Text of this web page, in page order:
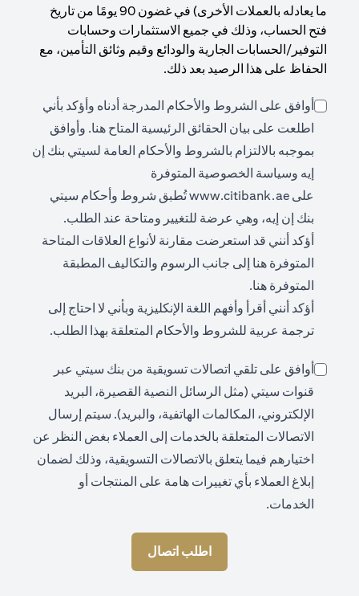
ما يعادله بالعملات الأخرى) في غضون 90 يومًا من تاريخ
فتح الحساب، وذلك في جميع الاستثمارات وحسابات
التوفير/الحسابات الجارية والودائع وقيم وثائق التأمين، مع
الحفاظ على هذا الرصيد بعد ذلك.
أوافق على الشروط والأحكام المدرجة أدناه وأؤكد بأني
اطلعت على بيان الحقائق الرئيسية المتاح هناin a new tab
. وأوافق
بموجبه بالالتزام بالشروط والأحكام العامة لسيتي بنك إن
إيه وسياسة الخصوصية المتوفرة
على www.citibank.ae
opens in a new tab
تُطبق شروط وأحكام سيتي
بنك إن إيه، وهي عرضة للتغيير ومتاحة عند الطلب.
أؤكد أنني قد استعرضت مقارنة لأنواع العلاقات المتاحة
المتوفرة هنا opens in a new tab
إلى جانب الرسوم والتكاليف المطبقة
المتوفرة هناopens in a new tab.
أؤكد أنني أقرأ وأفهم اللغة الإنكليزية وبأني لا احتاج إلى
ترجمة عربية للشروط والأحكام المتعلقة بهذا الطلب.
أوافق على تلقي اتصالات تسويقية من بنك سيتي عبر
قنوات سيتي (مثل الرسائل النصية القصيرة، البريد
الإلكتروني، المكالمات الهاتفية، والبريد). سيتم إرسال
الاتصالات المتعلقة بالخدمات إلى العملاء بغض النظر عن
اختيارهم فيما يتعلق بالاتصالات التسويقية، وذلك لضمان
إبلاغ العملاء بأي تغييرات هامة على المنتجات أو
الخدمات.
اطلب اتصال